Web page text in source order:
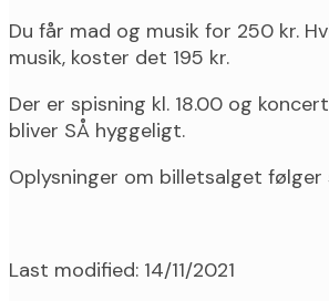
Du får mad og musik for 250 kr.
musik, koster det 195 kr.
Der er spisning kl. 18.00 og
bliver SÅ hyggeligt.
Oplysninger om billetsalget følger
Last modified: 14/11/2021